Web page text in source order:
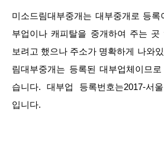
미소드림대부중개는 대부중개로 등
부업이나 캐피탈을 중개하여 주는 곳
보려고 했으나 주소가 명확하게 나와
림대부중개는 등록된 대부업체이므
습니다. 대부업 등록번호는2017-서
입니다.